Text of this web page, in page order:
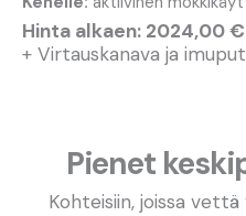
Hinta alkaen: 2024,00 €
+ Virtauskanava ja
Pienet
Kohteisiin, joissa